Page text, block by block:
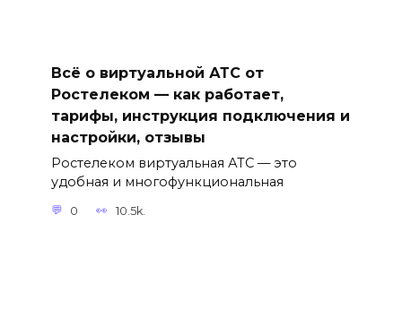
Всё о виртуальной АТС от
Ростелеком — как работает,
тарифы, инструкция подключения и
настройки, отзывы
Ростелеком виртуальная АТС — это
удобная и многофункциональная
0 10.5k.